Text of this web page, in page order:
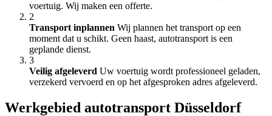
voertuig. Wij maken een offerte.
2
Transport inplannen Wij plannen het transport op een
moment dat u schikt. Geen haast, autotransport is een
geplande dienst.
3
Veilig afgeleverd Uw voertuig wordt professioneel geladen,
verzekerd vervoerd en op het afgesproken adres afgeleverd.
Werkgebied autotransport Düsseldorf